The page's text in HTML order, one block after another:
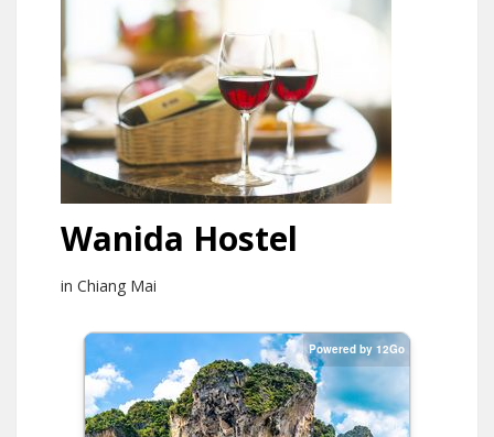
Wanida Hostel
in Chiang Mai